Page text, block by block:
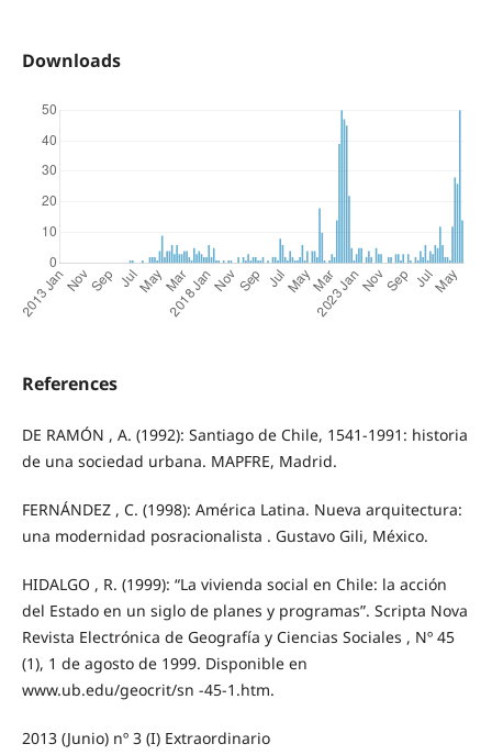
Downloads
References
DE RAMÓN , A. (1992): Santiago de Chile, 1541‐1991: historia
de una sociedad urbana. MAPFRE, Madrid.
FERNÁNDEZ , C. (1998): América Latina. Nueva arquitectura:
una modernidad posracionalista . Gustavo Gili, México.
HIDALGO , R. (1999): “La vivienda social en Chile: la acción
del Estado en un siglo de planes y programas”. Scripta Nova
Revista Electrónica de Geografía y Ciencias Sociales , Nº 45
(1), 1 de agosto de 1999. Disponible en
www.ub.edu/geocrit/sn ‐45‐1.htm.
2013 (Junio) nº 3 (I) Extraordinario